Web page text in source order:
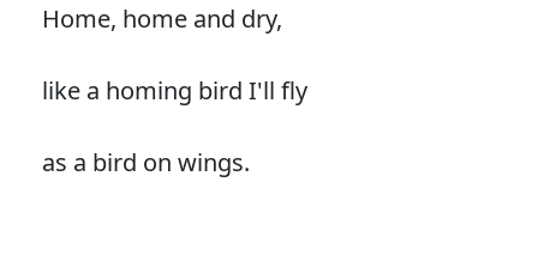
Home, home and dry,
like a homing bird I'll fly
as a bird on wings.